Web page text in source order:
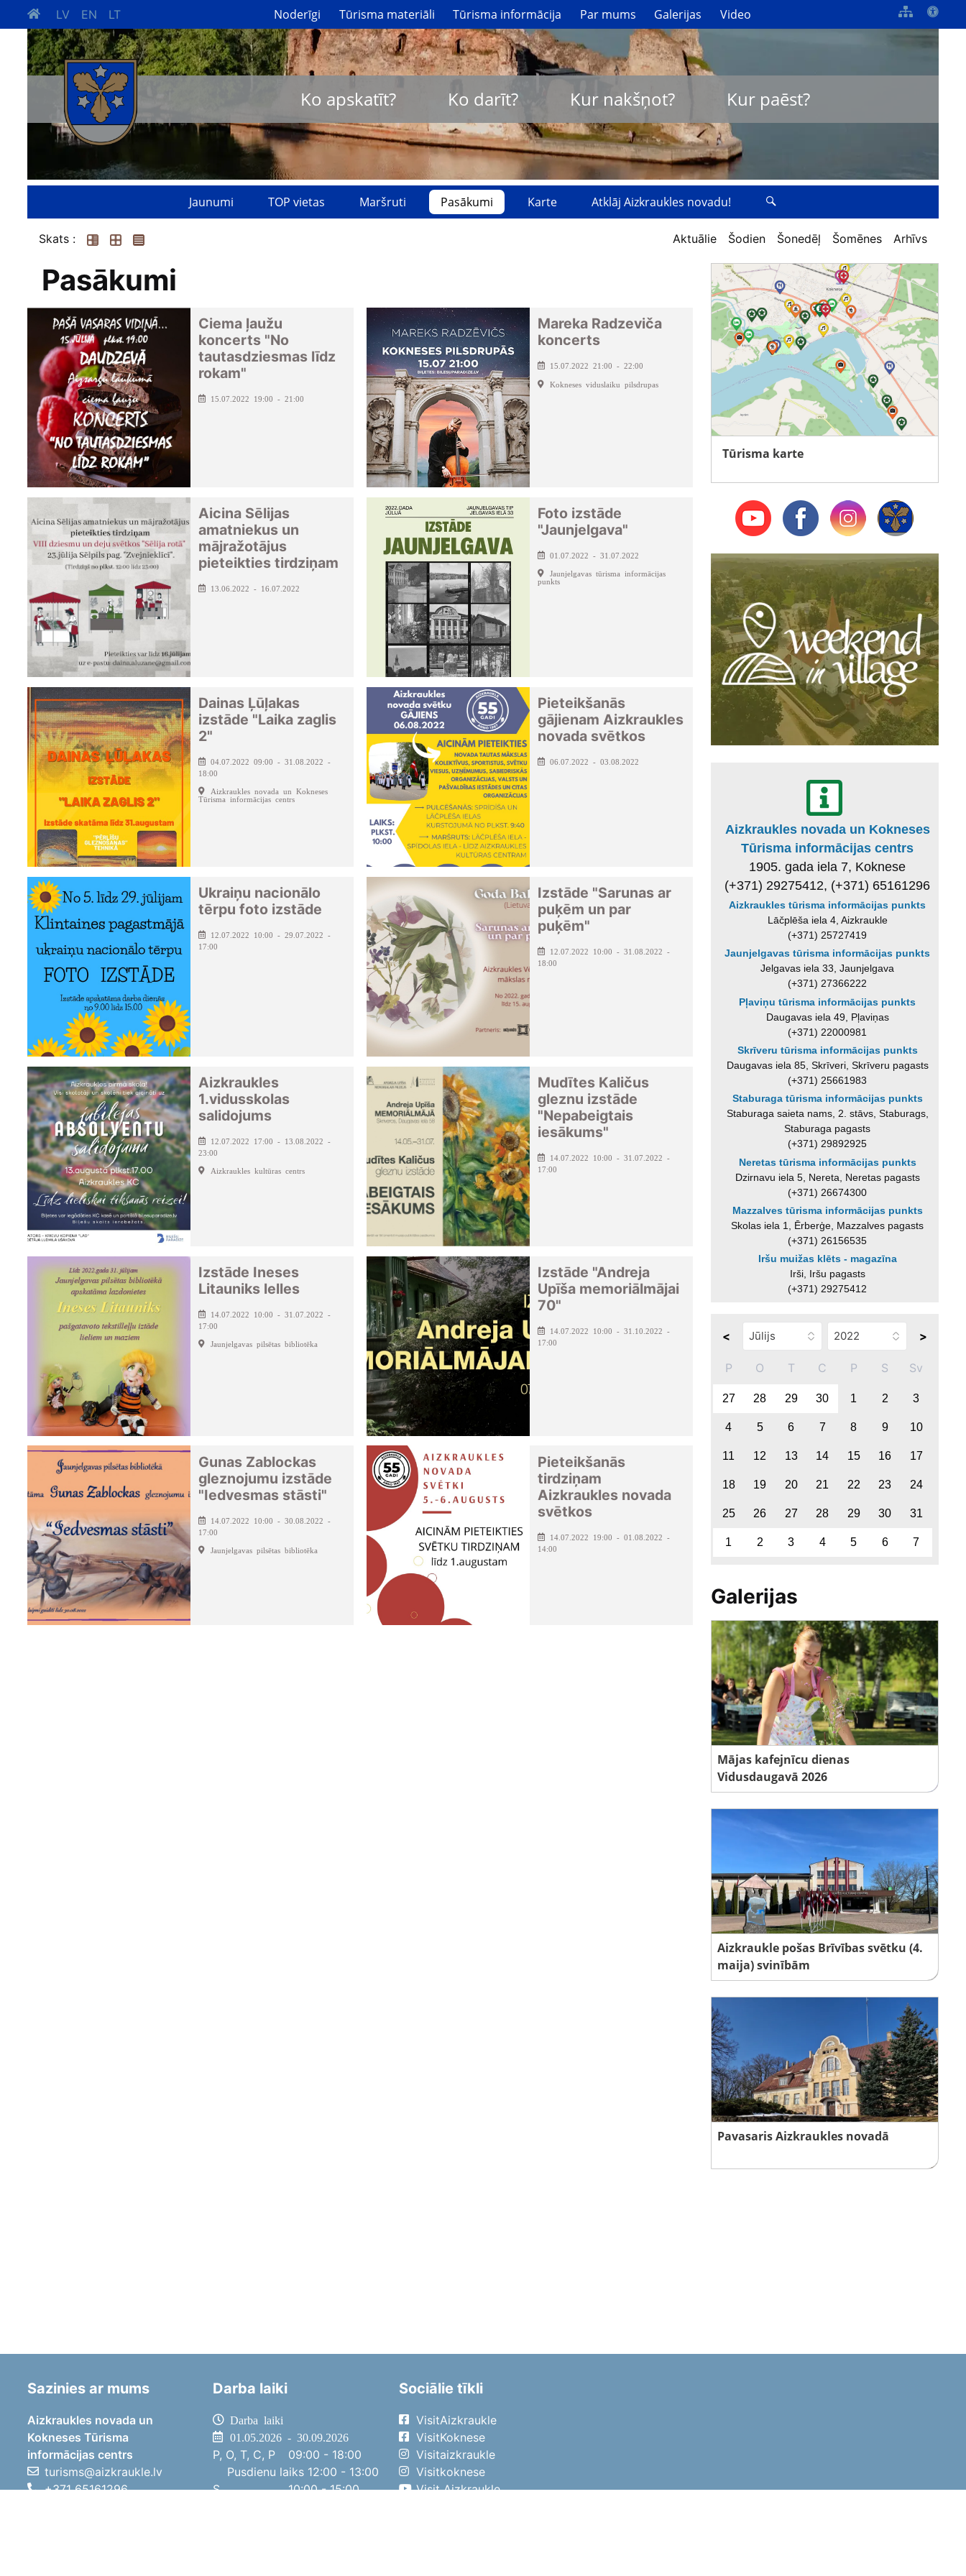
LV EN LT Noderīgi Tūrisma materiāli Tūrisma informācija Par mums Galerijas Video
Ko apskatīt? Ko darīt? Kur nakšņot? Kur paēst?
Jaunumi TOP vietas Maršruti Pasākumi Karte Atklāj Aizkraukles novadu!
Skats : Aktuālie Šodien Šonedēļ Šomēnes Arhīvs
Pasākumi
Ciema ļaužu
koncerts "No
tautasdziesmas līdz
rokam"
15.07.2022 19:00 - 21:00
Mareka Radzeviča
koncerts
15.07.2022 21:00 - 22:00
Kokneses viduslaiku pilsdrupas
Aicina Sēlijas
amatniekus un
mājražotājus
pieteikties tirdziņam
13.06.2022 - 16.07.2022
Foto izstāde
"Jaunjelgava"
01.07.2022 - 31.07.2022
Jaunjelgavas tūrisma informācijas
punkts
Dainas Ļūļakas
izstāde "Laika zaglis
2"
04.07.2022 09:00 - 31.08.2022 -
18:00
Aizkraukles novada un Kokneses
Tūrisma informācijas centrs
Pieteikšanās
gājienam Aizkraukles
novada svētkos
06.07.2022 - 03.08.2022
Ukraiņu nacionālo
tērpu foto izstāde
12.07.2022 10:00 - 29.07.2022 -
17:00
Izstāde "Sarunas ar
puķēm un par
puķēm"
12.07.2022 10:00 - 31.08.2022 -
18:00
Aizkraukles
1.vidusskolas
salidojums
12.07.2022 17:00 - 13.08.2022 -
23:00
Aizkraukles kultūras centrs
Mudītes Kaličus
gleznu izstāde
"Nepabeigtais
iesākums"
14.07.2022 10:00 - 31.07.2022 -
17:00
Izstāde Ineses
Litauniks lelles
14.07.2022 10:00 - 31.07.2022 -
17:00
Jaunjelgavas pilsētas bibliotēka
Izstāde "Andreja
Upīša memoriālmājai
70"
14.07.2022 10:00 - 31.10.2022 -
17:00
Gunas Zablockas
gleznojumu izstāde
"Iedvesmas stāsti"
14.07.2022 10:00 - 30.08.2022 -
17:00
Jaunjelgavas pilsētas bibliotēka
Pieteikšanās
tirdziņam
Aizkraukles novada
svētkos
14.07.2022 19:00 - 01.08.2022 -
14:00
Tūrisma karte
Aizkraukles novada un Kokneses
Tūrisma informācijas centrs
1905. gada iela 7, Koknese
(+371) 29275412, (+371) 65161296
Aizkraukles tūrisma informācijas punkts
Lāčplēša iela 4, Aizkraukle
(+371) 25727419
Jaunjelgavas tūrisma informācijas punkts
Jelgavas iela 33, Jaunjelgava
(+371) 27366222
Pļaviņu tūrisma informācijas punkts
Daugavas iela 49, Pļaviņas
(+371) 22000981
Skrīveru tūrisma informācijas punkts
Daugavas iela 85, Skrīveri, Skrīveru pagasts
(+371) 25661983
Staburaga tūrisma informācijas punkts
Staburaga saieta nams, 2. stāvs, Staburags,
Staburaga pagasts
(+371) 29892925
Neretas tūrisma informācijas punkts
Dzirnavu iela 5, Nereta, Neretas pagasts
(+371) 26674300
Mazzalves tūrisma informācijas punkts
Skolas iela 1, Ērberģe, Mazzalves pagasts
(+371) 26156535
Iršu muižas klēts - magazīna
Irši, Iršu pagasts
(+371) 29275412
< >
P O T C P S Sv
27 28 29 30 1 2 3
4 5 6 7 8 9 10
11 12 13 14 15 16 17
18 19 20 21 22 23 24
25 26 27 28 29 30 31
1 2 3 4 5 6 7
Galerijas
Mājas kafejnīcu dienas
Vidusdaugavā 2026
Aizkraukle pošas Brīvības svētku (4.
maija) svinībām
Pavasaris Aizkraukles novadā
Sazinies ar mums
Aizkraukles novada un
Kokneses Tūrisma
informācijas centrs
turisms@aizkraukle.lv
+371 65161296
Darba laiki
Darba laiki
01.05.2026 - 30.09.2026
P, O, T, C, P
09:00 - 18:00
Pusdienu laiks 12:00 - 13:00
S
10:00 - 15:00
Sociālie tīkli
VisitAizkraukle
VisitKoknese
Visitaizkraukle
Visitkoknese
Visit Aizkraukle